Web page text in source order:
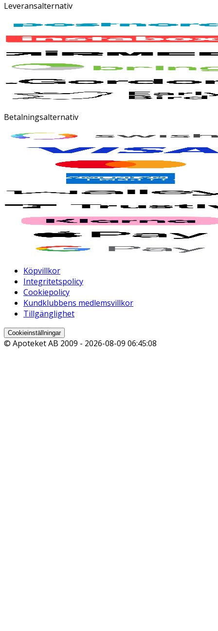
Leveransalternativ
Betalningsalternativ
Köpvillkor
Integritetspolicy
Cookiepolicy
Kundklubbens medlemsvillkor
Tillgänglighet
Cookieinställningar
© Apoteket AB 2009 - 2026-08-09 06:45:08